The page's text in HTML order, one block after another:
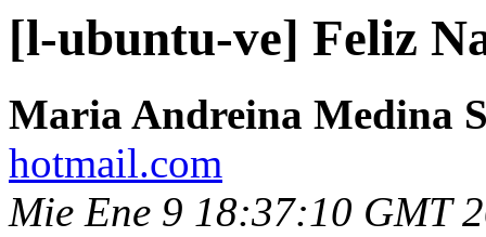
[l-ubuntu-ve] Feliz
Maria Andreina Medina
hotmail.com
Mie Ene 9 18:37:10 GMT